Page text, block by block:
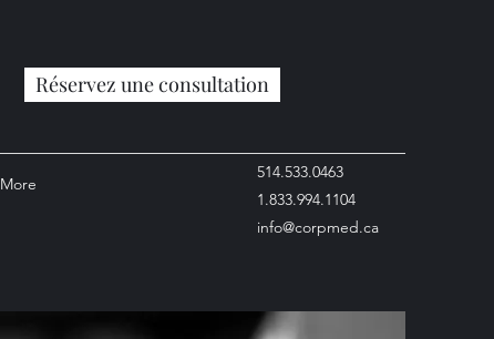
Réservez une consultation
514.533.0463
1.833.994.1104
info@corpmed.ca
More